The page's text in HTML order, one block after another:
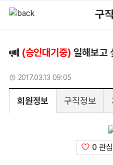
구
(승인대기중) 일해보고
2017.03.13 09:05
회원정보 구직정보
0 관